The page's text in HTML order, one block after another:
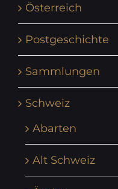
Österreich
Postgeschichte
Sammlungen
Schweiz
Abarten
Alt Schweiz